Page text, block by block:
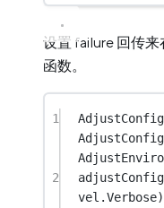
设置 failure 回传
函数。
1 AdjustConfig
AdjustConfig
2